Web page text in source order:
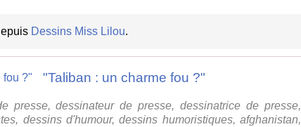
Dessins Miss Lilou.
"Taliban : un charme fou ?"
presse, dessinateur de presse, dessinatrice de presse,
dessins d'humour, dessins humoristiques, afghanistan,